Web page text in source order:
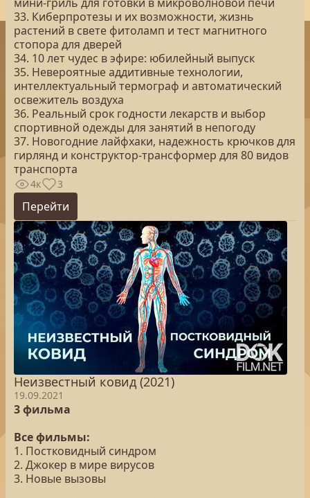
33. Киберпротезы и их возможности, жизнь
растений в свете фитоламп и тест магнитного
стопора для дверей
34. 10 лет чудес в эфире: юбилейный выпуск
35. Невероятные аддитивные технологии,
интеллектуальный термограф и автоматический
освежитель воздуха
36. Реальный срок годности лекарств и выбор
спортивной одежды для занятий в непогоду
37. Новогодние лайфхаки, надежность крючков для
гирлянд и конструктор-трансформер для 80 видов
транспорта
4к 3
Перейти
Неизвестный ковид (2021)
19.09.2021
3 фильма
Все фильмы:
1. Постковидный синдром
2. Джокер в мире вирусов
3. Новые вызовы